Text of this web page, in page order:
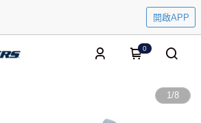
開啟APP
0
1/8